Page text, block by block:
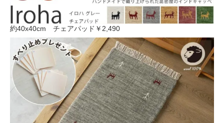
約40x40cm チェアパッド ￥2,490